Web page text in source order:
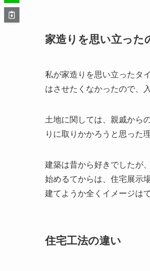
家造りを思い立った
私が家造りを思い立ったタ
はさせたくなかったので、
土地に関しては、親戚から
りに取りかかろうと思った
建築は昔から好きでしたが
始めるてからは、住宅展示
建てようか全くイメージは
住宅工法の違い